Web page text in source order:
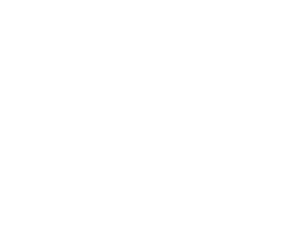
родителей, «Онежский центр